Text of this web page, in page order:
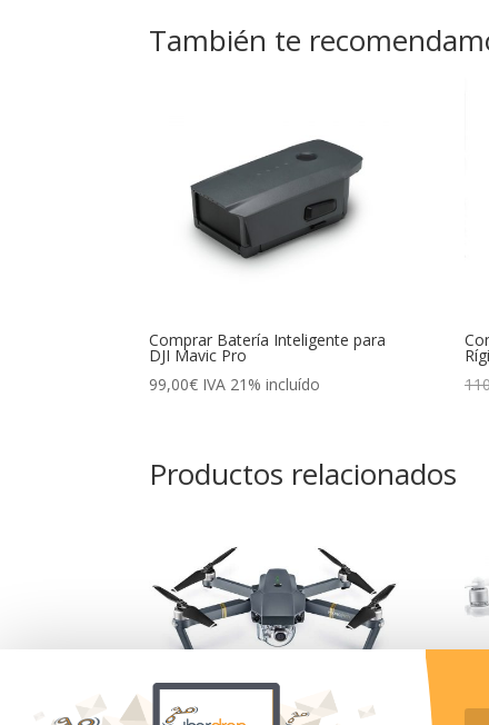
También te
Comprar Batería Inteligente para
DJI Mavic Pro
99,00€ IVA 21% incluído
Productos relacionados